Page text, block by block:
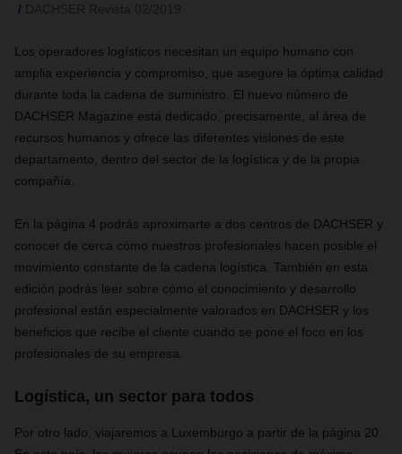
Los operadores logísticos necesitan un equipo humano con
amplia experiencia y compromiso, que asegure la óptima calidad
durante toda la cadena de suministro. El nuevo número de
DACHSER Magazine está dedicado, precisamente, al área de
recursos humanos y ofrece las diferentes visiones de este
departamento, dentro del sector de la logística y de la propia
compañía.
En la página 4 podrás aproximarte a dos centros de DACHSER y
conocer de cerca cómo nuestros profesionales hacen posible el
movimiento constante de la cadena logística. También en esta
edición podrás leer sobre cómo el conocimiento y desarrollo
profesional están especialmente valorados en DACHSER y los
beneficios que recibe el cliente cuando se pone el foco en los
profesionales de su empresa.
Logística, un sector para todos
Por otro lado, viajaremos a Luxemburgo a partir de la página 20.